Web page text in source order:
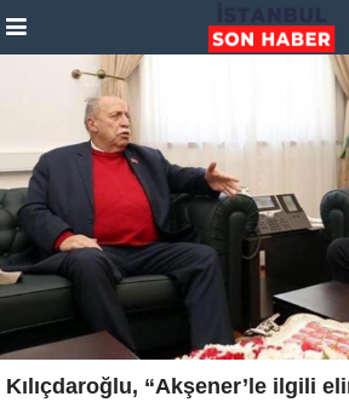
Kılıçdaroğlu, “Akşener’le ilgili